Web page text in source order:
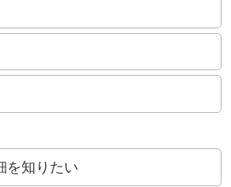
を知りたい